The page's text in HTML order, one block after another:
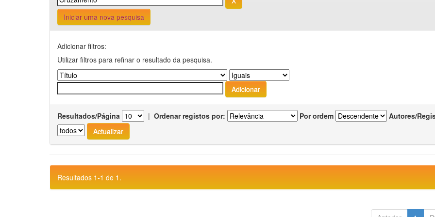
Iniciar uma nova pesquisa
Adicionar filtros:
Utilizar filtros para refinar o resultado da pesquisa.
Resultados/Página | Ordenar registos por: Por ordem Autores/
Resultados 1-1 de 1.